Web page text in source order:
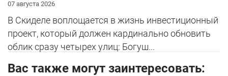
07 августа 2026
В Скиделе воплощается в жизнь инвестиционный
проект, который должен кардинально обновить
облик сразу четырех улиц: Богуш...
Вас также могут заинтересовать: